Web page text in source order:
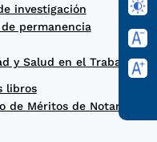
y Salud en el Trabajo
permanencia
de Méritos de Notarios
investigación
libros